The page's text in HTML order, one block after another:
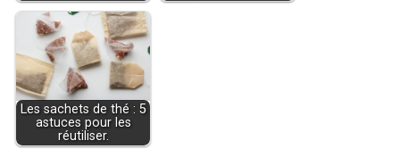
Les sachets de thé : 5
astuces pour les
réutiliser.